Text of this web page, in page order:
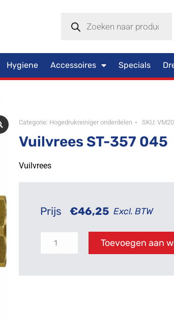
Hygiene Accessoires Specials
Categorie: Hogedrukreiniger onderdelen SKU:
Vuilvrees ST-357 045
Vuilvrees
Prijs €46,25 Excl. BTW
Toevoegen aan